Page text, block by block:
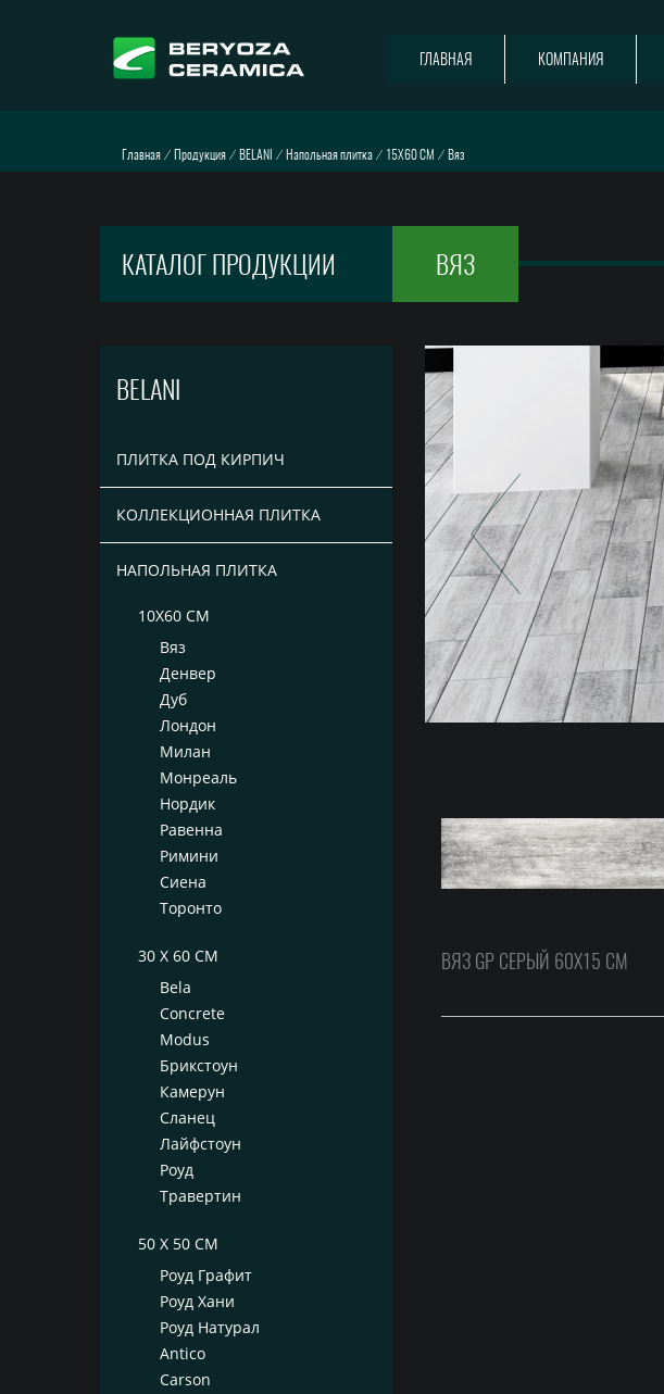
ГЛАВНАЯ КОМПАНИЯ
Главная ⁄ Продукция ⁄ BELANI ⁄ Напольная плитка ⁄ 15X60 СМ ⁄ Вяз
КАТАЛОГ ПРОДУКЦИИ ВЯЗ
BELANI
ПЛИТКА ПОД КИРПИЧ
КОЛЛЕКЦИОННАЯ ПЛИТКА
НАПОЛЬНАЯ ПЛИТКА
10X60 CM
Вяз
Денвер
Дуб
Лондон
Милан
Монреаль
Нордик
Равенна
Римини
Сиена
Торонто
30 X 60 СМ
Bela
Concrete
Modus
Брикстоун
Камерун
Сланец
Лайфстоун
Роуд
Травертин
50 X 50 СМ
Роуд Графит
Роуд Хани
Роуд Натурал
Antico
Carson
ВЯЗ GP СЕРЫЙ 60X15 СМ